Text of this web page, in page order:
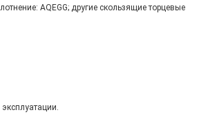
AQEGG; другие скользящие торцевые